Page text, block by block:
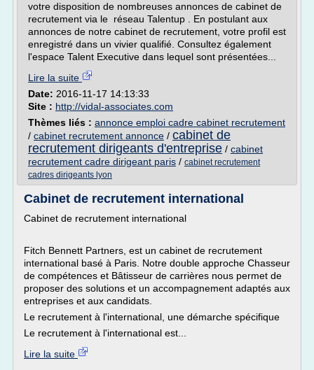
votre disposition de nombreuses annonces de cabinet de
recrutement via le réseau Talentup . En postulant aux
annonces de notre cabinet de recrutement, votre profil est
enregistré dans un vivier qualifié. Consultez également
l'espace Talent Executive dans lequel sont présentées...
Lire la suite
Date: 2016-11-17 14:13:33
Site : http://vidal-associates.com
Thèmes liés : annonce emploi cadre cabinet recrutement
/ cabinet recrutement annonce / cabinet de
recrutement dirigeants d'entreprise / cabinet
recrutement cadre dirigeant paris / cabinet recrutement
cadres dirigeants lyon
Cabinet de recrutement international
Cabinet de recrutement international
Fitch Bennett Partners, est un cabinet de recrutement
international basé à Paris. Notre double approche Chasseur
de compétences et Bâtisseur de carrières nous permet de
proposer des solutions et un accompagnement adaptés aux
entreprises et aux candidats.
Le recrutement à l'international, une démarche spécifique
Le recrutement à l'international est...
Lire la suite